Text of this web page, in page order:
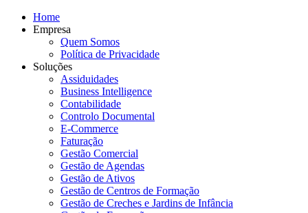
Home
Empresa
Quem Somos
Política de Privacidade
Soluções
Assiduidades
Business Intelligence
Contabilidade
Controlo Documental
E-Commerce
Faturação
Gestão Comercial
Gestão de Agendas
Gestão de Ativos
Gestão de Centros de Formação
Gestão de Creches e Jardins de Infância